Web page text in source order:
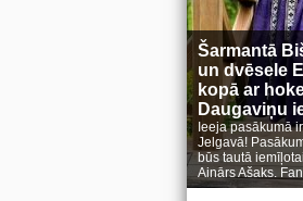
Šarmantā
un dvēsele
kopā ar
Daugaviņu
Ieeja pasākumā
Jelgavā!
būs tautā
Ainārs Ašaks.